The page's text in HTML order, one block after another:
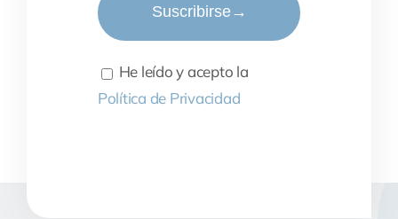
Suscribirse→
He leído y acepto la
Política de Privacidad